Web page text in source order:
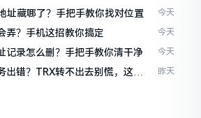
址藏哪了？手把手教你找对位置 今天
弄？手机这招教你搞定 今天
记录怎么删？手把手教你清干净 今天
错？TRX转不出去别慌，这几
昨天